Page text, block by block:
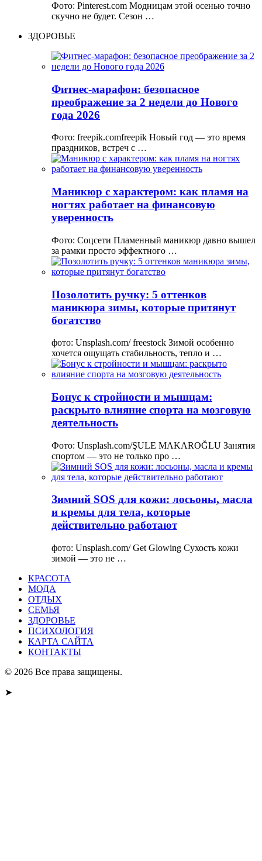
Фото: Pinterest.com Модницам этой осенью точно
скучно не будет. Сезон …
ЗДОРОВЬЕ
Фитнес-марафон: безопасное
преображение за 2 недели до Нового
года 2026
Фото: freepik.comfreepik Новый год — это время
праздников, встреч с …
Маникюр с характером: как пламя на
ногтях работает на финансовую
уверенность
Фото: Соцсети Пламенный маникюр давно вышел
за рамки просто эффектного …
Позолотить ручку: 5 оттенков
маникюра зимы, которые притянут
богатство
фото: Unsplash.com/ freestock Зимой особенно
хочется ощущать стабильность, тепло и …
Бонус к стройности и мышцам:
раскрыто влияние спорта на мозговую
деятельность
Фото: Unsplash.com/ŞULE MAKAROĞLU Занятия
спортом — это не только про …
Зимний SOS для кожи: лосьоны, масла
и кремы для тела, которые
действительно работают
фото: Unsplash.com/ Get Glowing Сухость кожи
зимой — это не …
КРАСОТА
МОДА
ОТДЫХ
СЕМЬЯ
ЗДОРОВЬЕ
ПСИХОЛОГИЯ
КАРТА САЙТА
КОНТАКТЫ
© 2026 Все права защищены.
➤